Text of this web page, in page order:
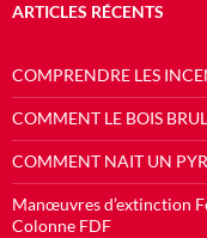
ARTICLES RÉCENTS
COMPRENDRE LES
COMMENT LE BOIS
COMMENT NAIT UN
Manœuvres d’extinction
Colonne FDF